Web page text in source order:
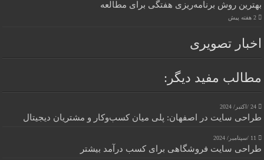
بهترین روش برنامه‌ریزی هفتگی برای مطالعه
2 هفته پیش
اخبار تصویری
مطالب مفید دیگر:
24 /اکتبر/ 2024
طراحی سایت در اصفهان: پلی میان کسب‌وکار و مشتریان دیجیتال
11 /سپتامبر/ 2024
طراحی سایت فروشگاهی برای کسب درآمد بیشتر